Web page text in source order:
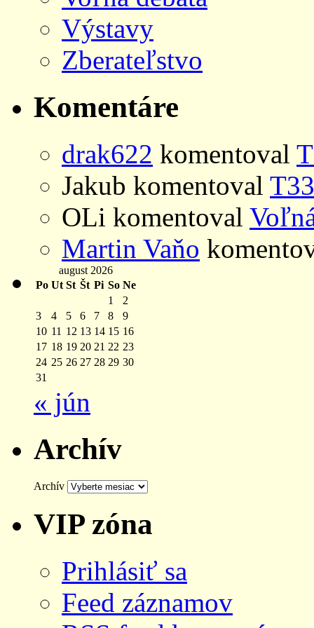
Výstavy
Zberateľstvo
Komentáre
drak622 komentoval
Jakub komentoval
OLi komentoval
Martin Vaňo
august 2026
Po Ut St Št Pi So Ne
1
2
3
4 5 6 7 8
9
10 11 12 13 14 15 16
17 18 19 20 21 22 23
24 25 26 27 28 29 30
31
« jún
Archív
Archív
VIP zóna
Prihlásiť sa
Feed záznamov